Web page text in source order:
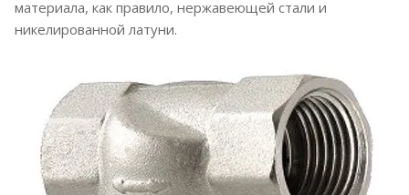
материала, как правило, нержавеющей стали и
никелированной латуни.